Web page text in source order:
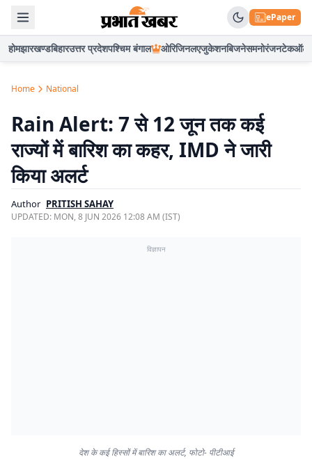
ePaper
होमझारखण्डबिहारउत्तर प्रदेशपश्चिम बंगाल ओरिजिनलएजुकेशनबिजनेसमनोरंजनटेकऑटो
Home National
Rain Alert: 7 से 12 जून तक कई
राज्यों में बारिश का कहर, IMD ने जारी
किया अलर्ट
Author PRITISH SAHAY
UPDATED: MON, 8 JUN 2026 12:08 AM (IST)
विज्ञापन
देश के कई हिस्सों में बारिश का अलर्ट, फोटो- पीटीआई